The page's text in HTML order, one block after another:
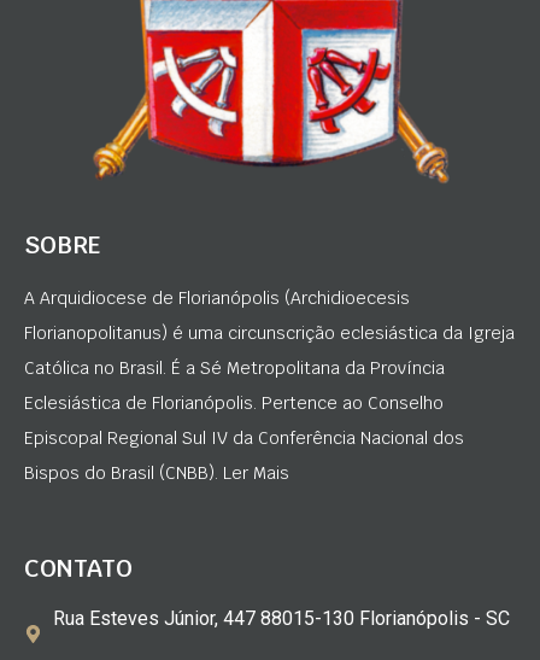
SOBRE
A Arquidiocese de Florianópolis (Archidioecesis
Florianopolitanus) é uma circunscrição eclesiástica da Igreja
Católica no Brasil. É a Sé Metropolitana da Província
Eclesiástica de Florianópolis. Pertence ao Conselho
Episcopal Regional Sul IV da Conferência Nacional dos
Bispos do Brasil (CNBB). Ler Mais
CONTATO
Rua Esteves Júnior, 447 88015-130 Florianópolis - SC